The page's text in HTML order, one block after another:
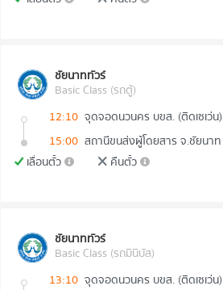
ชัยนาททัวร์
Basic Class (รถตู้)
12:10 จุดจอดนวนคร บขส. (ติดเซเว่น)
15:00 สถานีขนส่งผู้โดยสาร จ.ชัยนาท
เลื่อนตั๋ว
คืนตั๋ว
ชัยนาททัวร์
Basic Class (รถมินิบัส)
13:10 จุดจอดนวนคร บขส. (ติดเซเว่น)